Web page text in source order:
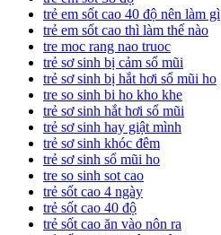
trẻ em sốt cao 40 độ nên làm gì
trẻ em sốt cao thì làm thế nào
tre moc rang nao truoc
trẻ sơ sinh bị cảm sổ mũi
trẻ sơ sinh bị hắt hơi sổ mũi ho
tre so sinh bi ho kho khe
trẻ sơ sinh hắt hơi sổ mũi
trẻ sơ sinh hay giật mình
trẻ sơ sinh khóc đêm
trẻ sơ sinh sổ mũi ho
tre so sinh sot cao
trẻ sốt cao 4 ngày
trẻ sốt cao 40 độ
trẻ sốt cao ăn vào nôn ra